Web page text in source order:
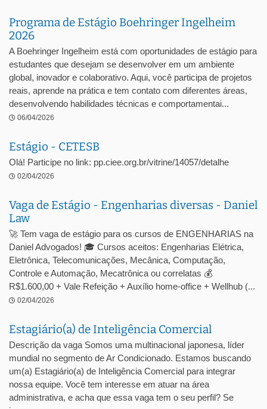
Programa de Estágio Boehringer Ingelheim
2026
A Boehringer Ingelheim está com oportunidades de estágio para
estudantes que desejam se desenvolver em um ambiente
global, inovador e colaborativo. Aqui, você participa de projetos
reais, aprende na prática e tem contato com diferentes áreas,
desenvolvendo habilidades técnicas e comportamentai...
06/04/2026
Estágio - CETESB
Olá! Participe no link: pp.ciee.org.br/vitrine/14057/detalhe
02/04/2026
Vaga de Estágio - Engenharias diversas - Daniel
Law
🚀 Tem vaga de estágio para os cursos de ENGENHARIAS na
Daniel Advogados! 🎓 Cursos aceitos: Engenharias Elétrica,
Eletrônica, Telecomunicações, Mecânica, Computação,
Controle e Automação, Mecatrônica ou correlatas 💰
R$1.600,00 + Vale Refeição + Auxílio home-office + Wellhub (...
02/04/2026
Estagiário(a) de Inteligência Comercial
Descrição da vaga Somos uma multinacional japonesa, líder
mundial no segmento de Ar Condicionado. Estamos buscando
um(a) Estagiário(a) de Inteligência Comercial para integrar
nossa equipe. Você tem interesse em atuar na área
administrativa, e acha que essa vaga tem o seu perfil? Se